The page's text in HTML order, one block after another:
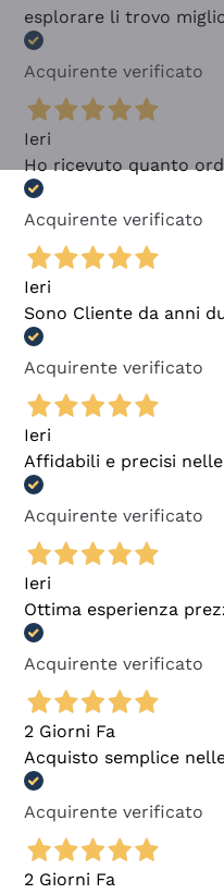
esplorare li trovo
Acquirente verificato
Ieri
Ho ricevuto quanto
Acquirente verificato
Ieri
Sono Cliente da anni
Acquirente verificato
Ieri
Affidabili e precisi
Acquirente verificato
Ieri
Ottima esperienza
Acquirente verificato
2 Giorni Fa
Acquisto semplice
Acquirente verificato
2 Giorni Fa